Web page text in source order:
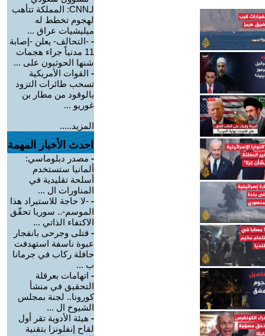
لـCNN: المملكة تتأهب
لهجوم تخطط له
ميليشيات عراق ...
- -التحالف- يعلن -إصابة
11 مدنياً جراء هجمات
شنها الحوثيون على ...
- القوات الأمريكية
تسحب طائرات التزود
بالوقود من مطار بن
غوريو ...
المزيد.....
احدث الأخبار المهمة
- مصدر دبلوماسي:
ألمانيا ستستخدم
أسلحة تقليدية في
المناورات ال ...
- -لا حاجة للاستيراد هذا
الموسم-.. سوريا تحقّق
الاكتفاء الذاتي ...
- قتلى وجرحى بانفجار
عبوة ناسفة استهدفت
حافلة ركاب في جرمانا
ب ...
- اتهامات بعرقلة
التحقيق في منشأ
كورونا.. لجنة بمجلس
الشيوخ ال ...
- هيئة الأدوية تقر أول
لقاح إنفلونزا بتقنية